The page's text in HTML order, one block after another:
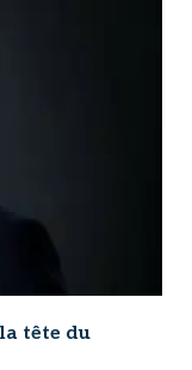
tête du